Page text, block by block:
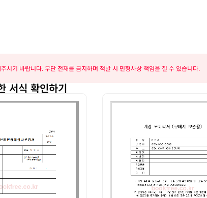
시기 바랍니다. 무단 전재를 금지하며 적발 시 민형사상 책임을 질 수 있습니다.
서식 확인하기